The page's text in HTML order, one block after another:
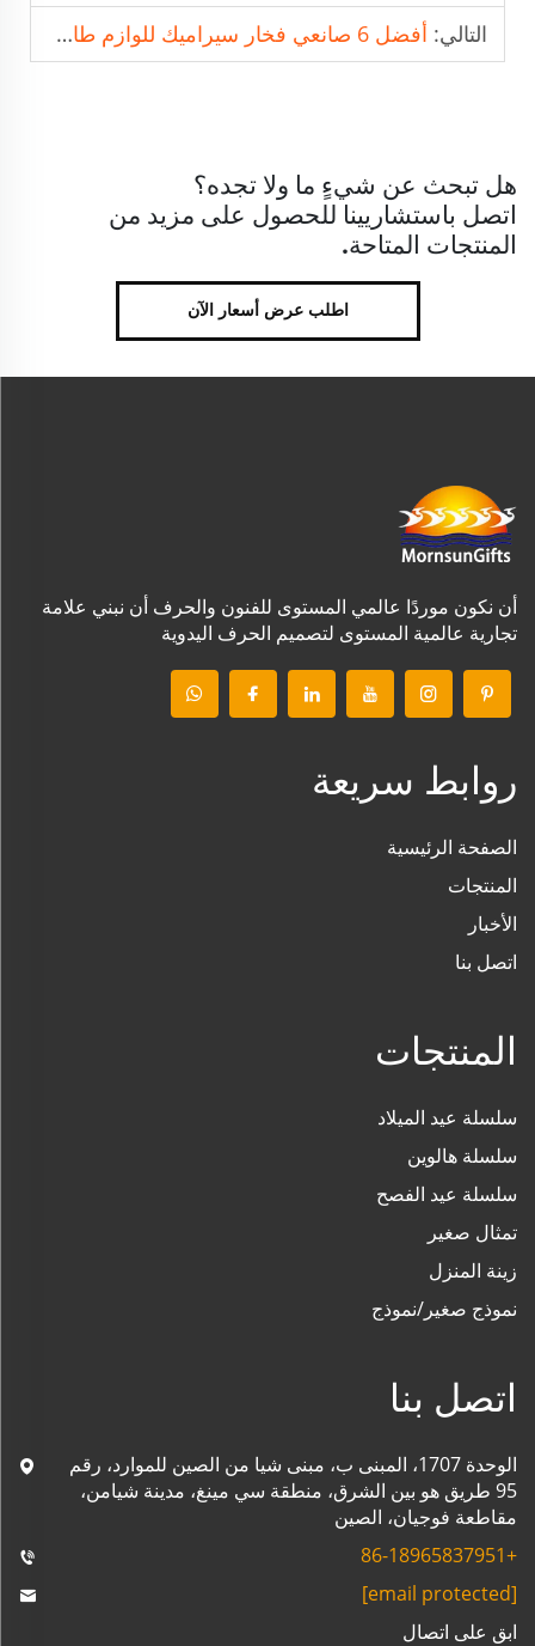
التالي: أفضل 6 صانعي فخار سيراميك للوازم طاولة أنيقة
هل تبحث عن شيءٍ ما ولا تجده؟
اتصل باستشاريينا للحصول على مزيد من
المنتجات المتاحة.
اطلب عرض أسعار الآن
أن نكون موردًا عالمي المستوى للفنون والحرف أن نبني علامة
تجارية عالمية المستوى لتصميم الحرف اليدوية
روابط سريعة
الصفحة الرئيسية
المنتجات
الأخبار
اتصل بنا
المنتجات
سلسلة عيد الميلاد
سلسلة هالوين
سلسلة عيد الفصح
تمثال صغير
زينة المنزل
نموذج صغير/نموذج
اتصل بنا
الوحدة 1707، المبنى ب، مبنى شيا من الصين للموارد، رقم
95 طريق هو بين الشرق، منطقة سي مينغ، مدينة شيامن،
مقاطعة فوجيان، الصين
+86-18965837951
[email protected]
ابق على اتصال